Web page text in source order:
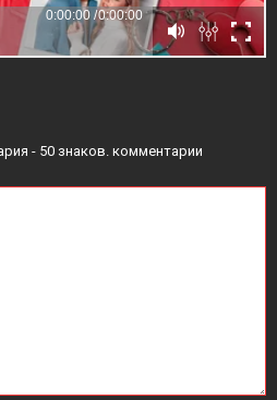
- 50 знаков. комментарии